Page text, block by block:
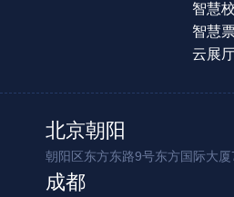
智慧
智慧
云展
北京朝阳
朝阳区东方东路9号东方国际大厦
成都